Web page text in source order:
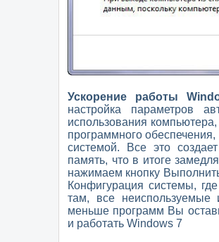
Ускорение работы
настройка параметров
использования
программного
системой. Все это
память, что в итоге
нажимаем кнопку
Конфигурация системы,
там, все
меньше программ Вы
и работать Windows 7